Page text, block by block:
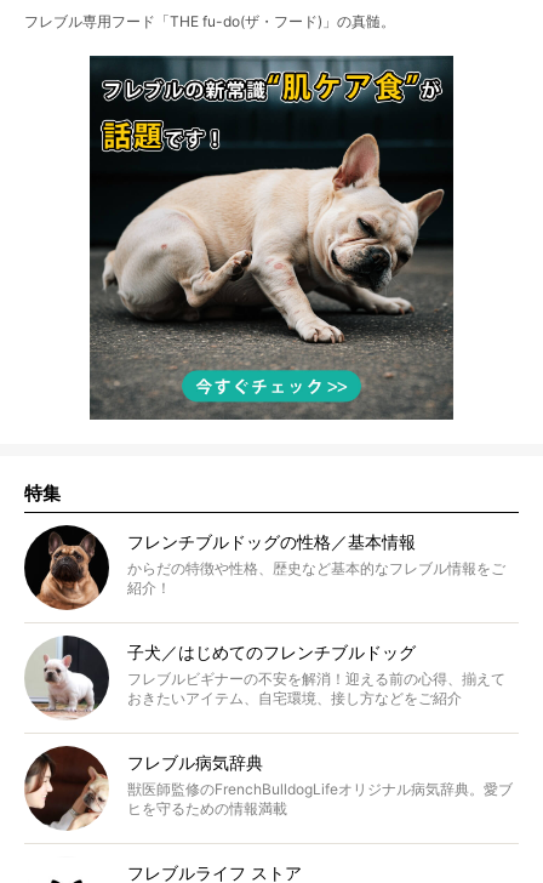
フレブル専用フード「THE fu-do(ザ・フード)」の真髄。
特集
フレンチブルドッグの性格／基本情報
からだの特徴や性格、歴史など基本的なフレブル情報をご
紹介！
子犬／はじめてのフレンチブルドッグ
フレブルビギナーの不安を解消！迎える前の心得、揃えて
おきたいアイテム、自宅環境、接し方などをご紹介
フレブル病気辞典
獣医師監修のFrenchBulldogLifeオリジナル病気辞典。愛ブ
ヒを守るための情報満載
フレブルライフ ストア